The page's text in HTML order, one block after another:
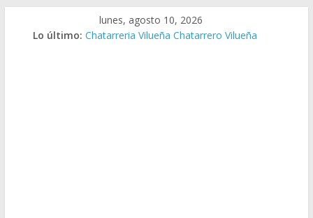
lunes, agosto 10, 2026
Lo último: Chatarreria Vilueña Chatarrero Vilueña